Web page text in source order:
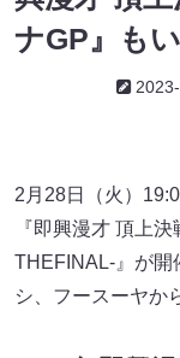
ナGP』も
2月28日（火）
『即興漫才 頂上
THEFINAL-』が開
シ、フースーヤか